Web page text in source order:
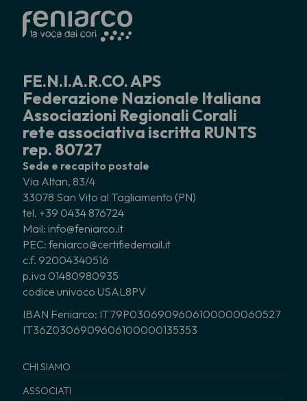
FE.N.I.A.R.CO. APS
Federazione Nazionale Italiana
Associazioni Regionali Corali
rete associativa iscritta RUNTS
rep. 80727
Sede e recapito postale
Via Altan, 83/4
33078 San Vito al Tagliamento (PN)
tel. +39 0434 876724
Mail: info@feniarco.it
PEC: feniarco@certifiedemail.it
c.f. 92004340516
p.iva 01480980935
codice univoco USAL8PV
IBAN Feniarco: IT79P0306909606100000060527
IT36Z0306909606100000135353
CHI SIAMO
ASSOCIATI